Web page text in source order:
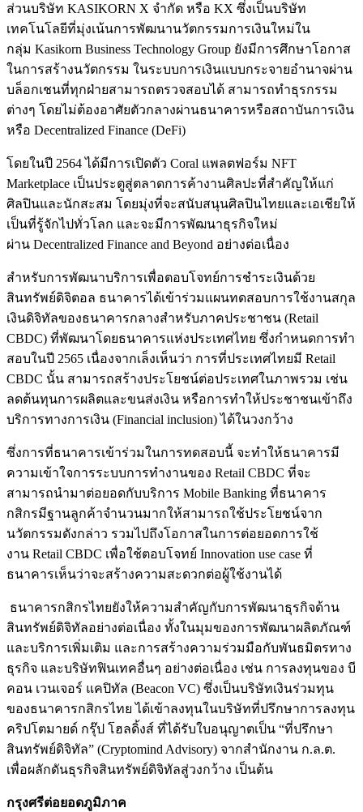
ส่วนบริษัท KASIKORN X จำกัด หรือ KX ซึ่งเป็นบริษัท
เทคโนโลยีที่มุ่งเน้นการพัฒนานวัตกรรมการเงินใหม่ใน
กลุ่ม Kasikorn Business Technology Group ยังมีการศึกษาโอกาส
ในการสร้างนวัตกรรม ในระบบการเงินแบบกระจายอำนาจผ่าน
บล็อกเชนที่ทุกฝ่ายสามารถตรวจสอบได้ สามารถทำธุรกรรม
ต่างๆ โดยไม่ต้องอาศัยตัวกลางผ่านธนาคารหรือสถาบันการเงิน
หรือ Decentralized Finance (DeFi)
โดยในปี 2564 ได้มีการเปิดตัว Coral แพลตฟอร์ม NFT
Marketplace เป็นประตูสู่ตลาดการค้างานศิลปะที่สำคัญให้แก่
ศิลปินและนักสะสม โดยมุ่งที่จะสนับสนุนศิลปินไทยและเอเชียให้
เป็นที่รู้จักไปทั่วโลก และจะมีการพัฒนาธุรกิจใหม่
ผ่าน Decentralized Finance and Beyond อย่างต่อเนื่อง
สำหรับการพัฒนาบริการเพื่อตอบโจทย์การชำระเงินด้วย
สินทรัพย์ดิจิตอล ธนาคารได้เข้าร่วมแผนทดสอบการใช้งานสกุล
เงินดิจิทัลของธนาคารกลางสำหรับภาคประชาชน (Retail
CBDC) ที่พัฒนาโดยธนาคารแห่งประเทศไทย ซึ่งกำหนดการทำ
สอบในปี 2565 เนื่องจากเล็งเห็นว่า การที่ประเทศไทยมี Retail
CBDC นั้น สามารถสร้างประโยชน์ต่อประเทศในภาพรวม เช่น
ลดต้นทุนการผลิตและขนส่งเงิน หรือการทำให้ประชาชนเข้าถึง
บริการทางการเงิน (Financial inclusion) ได้ในวงกว้าง
ซึ่งการที่ธนาคารเข้าร่วมในการทดสอบนี้ จะทำให้ธนาคารมี
ความเข้าใจการระบบการทำงานของ Retail CBDC ที่จะ
สามารถนำมาต่อยอดกับบริการ Mobile Banking ที่ธนาคาร
กสิกรมีฐานลูกค้าจำนวนมากให้สามารถใช้ประโยชน์จาก
นวัตกรรมดังกล่าว รวมไปถึงโอกาสในการต่อยอดการใช้
งาน Retail CBDC เพื่อใช้ตอบโจทย์ Innovation use case ที่
ธนาคารเห็นว่าจะสร้างความสะดวกต่อผู้ใช้งานได้
ธนาคารกสิกรไทยยังให้ความสำคัญกับการพัฒนาธุรกิจด้าน
สินทรัพย์ดิจิทัลอย่างต่อเนื่อง ทั้งในมุมของการพัฒนาผลิตภัณฑ์
และบริการเพิ่มเติม และการสร้างความร่วมมือกับพันธมิตรทาง
ธุรกิจ และบริษัทฟินเทคอื่นๆ อย่างต่อเนื่อง เช่น การลงทุนของ บี
คอน เวนเจอร์ แคปิทัล (Beacon VC) ซึ่งเป็นบริษัทเงินร่วมทุน
ของธนาคารกสิกรไทย ได้เข้าลงทุนในบริษัทที่ปรึกษาการลงทุน
คริปโตมายด์ กรุ๊ป โฮลดิ้งส์ ที่ได้รับใบอนุญาตเป็น “ที่ปรึกษา
สินทรัพย์ดิจิทัล” (Cryptomind Advisory) จากสำนักงาน ก.ล.ต.
เพื่อผลักดันธุรกิจสินทรัพย์ดิจิทัลสู่วงกว้าง เป็นต้น
กรุงศรีต่อยอดภูมิภาค